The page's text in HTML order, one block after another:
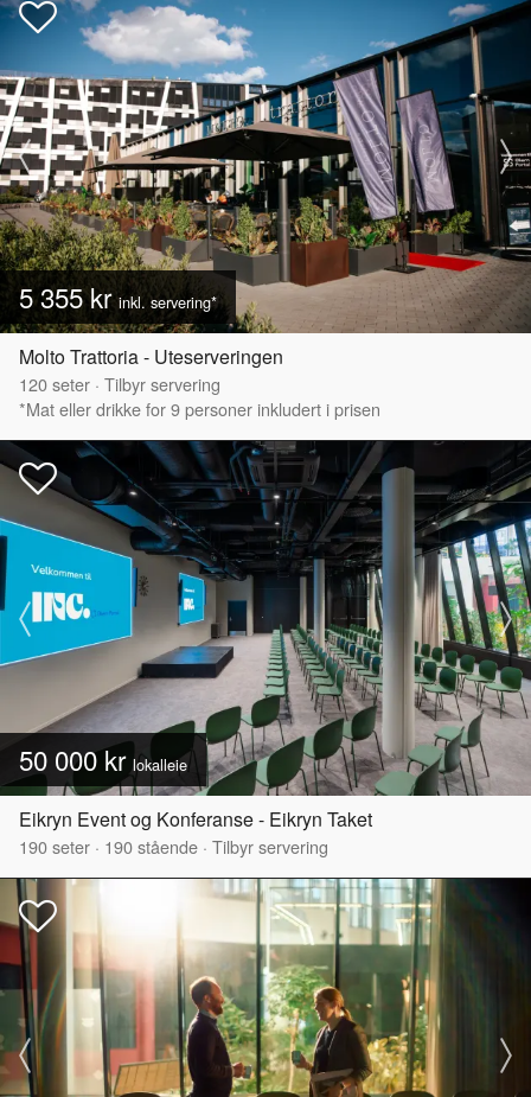
5 355 krinkl. servering*
Molto Trattoria - Uteserveringen
120seter · Tilbyr servering
*Mat eller drikke for 9 personer inkludert i prisen
50 000 kr lokalleie
Eikryn Event og Konferanse - Eikryn Taket
190seter · 190stående · Tilbyr servering